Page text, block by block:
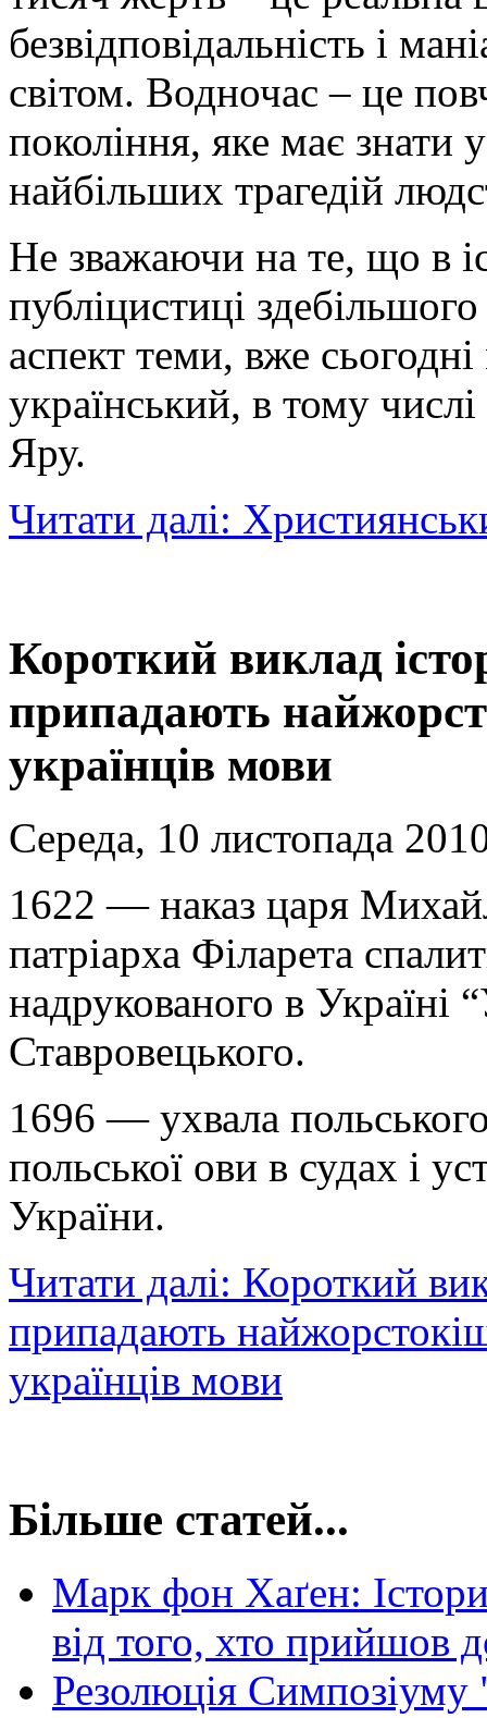
безвідповідальність і
світом. Водночас – це
покоління, яке має знати
найбільших трагедій
Не зважаючи на те, що в
публіцистиці
аспект теми, вже
український, в тому
Яру.
Читати далі:
Короткий виклад
припадають
українців мови
Середа, 10 листопада
1622 — наказ царя
патріарха Філарета
надрукованого в Україні
Ставровецького.
1696 — ухвала
польської ови в судах і
України.
Читати далі: Короткий
припадають
українців мови
Більше статей...
Марк фон Хаґен:
від того, хто прийшов
Резолюція Симпозіуму